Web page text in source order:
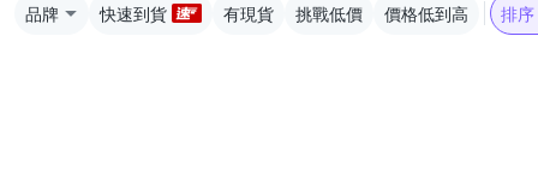
品牌 快速到貨 有現貨 挑戰低價 價格低到高 排序